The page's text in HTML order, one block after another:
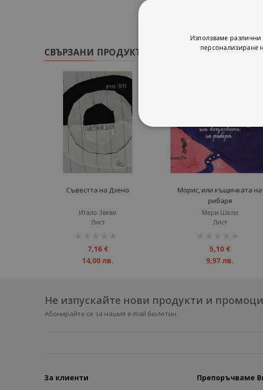
СВЪРЗАНИ ПРОДУКТИ
Съвестта на Дзено
Итало Звево
Лист
7,16 €
14,00 лв.
Морис, или къщичката на
рибаря
Мери Шели
Лист
5,10 €
9,97 лв.
Не изпускайте нови продукти и
Абонирайте се за нашия e-mail бюлетин
За клиенти Препоръчваме
Използваме различни
персонализиране